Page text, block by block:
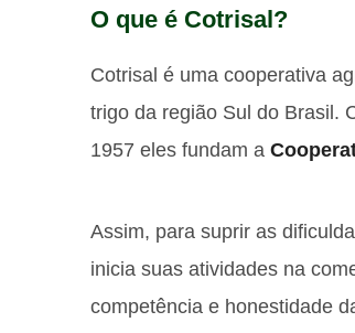
O que é Cotrisal?
Cotrisal é uma cooperativa
trigo da região Sul do Brasil.
1957 eles fundam a
Assim, para suprir as
inicia suas atividades na
competência e honestidade